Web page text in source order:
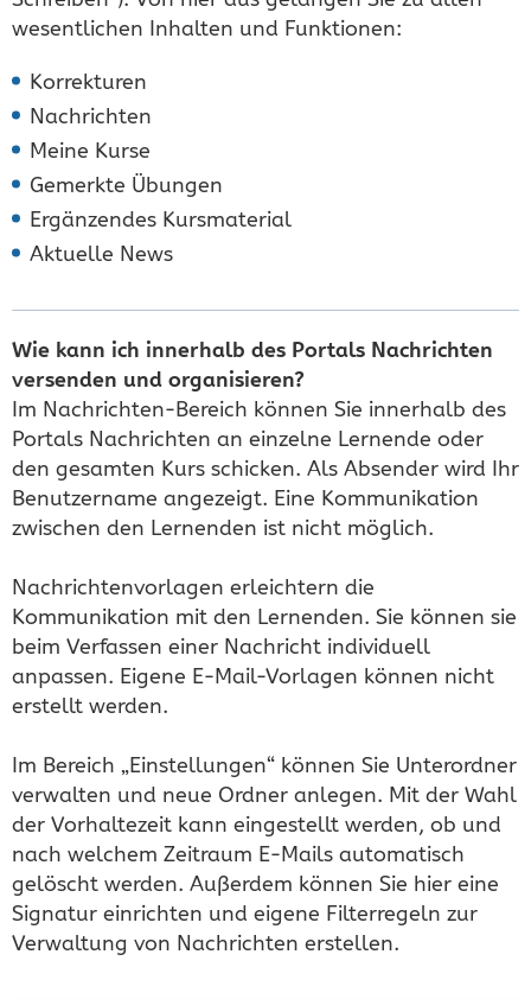
wesentlichen Inhalten und Funktionen:
Korrekturen
Nachrichten
Meine Kurse
Gemerkte Übungen
Ergänzendes Kursmaterial
Aktuelle News
Wie kann ich innerhalb des Portals Nachrichten
versenden und organisieren?
Im Nachrichten-Bereich können Sie innerhalb des
Portals Nachrichten an einzelne Lernende oder
den gesamten Kurs schicken. Als Absender wird Ihr
Benutzername angezeigt. Eine Kommunikation
zwischen den Lernenden ist nicht möglich.
Nachrichtenvorlagen erleichtern die
Kommunikation mit den Lernenden. Sie können sie
beim Verfassen einer Nachricht individuell
anpassen. Eigene E-Mail-Vorlagen können nicht
erstellt werden.
Im Bereich „Einstellungen“ können Sie Unterordner
verwalten und neue Ordner anlegen. Mit der Wahl
der Vorhaltezeit kann eingestellt werden, ob und
nach welchem Zeitraum E-Mails automatisch
gelöscht werden. Außerdem können Sie hier eine
Signatur einrichten und eigene Filterregeln zur
Verwaltung von Nachrichten erstellen.